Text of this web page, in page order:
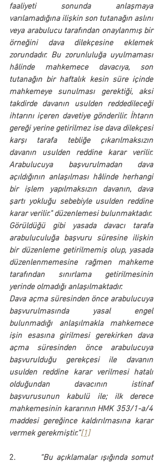
faaliyeti sonunda anlaşmaya
varılamadığına ilişkin son tutanağın aslını
veya arabulucu tarafından onaylanmış bir
örneğini dava dilekçesine eklemek
zorundadır. Bu zorunluluğa uyulmaması
hâlinde mahkemece davacıya, son
tutanağın bir haftalık kesin süre içinde
mahkemeye sunulması gerektiği, aksi
takdirde davanın usulden reddedileceği
ihtarını içeren davetiye gönderilir. İhtarın
gereği yerine getirilmez ise dava dilekçesi
karşı tarafa tebliğe çıkarılmaksızın
davanın usulden reddine karar verilir.
Arabulucuya başvurulmadan dava
açıldığının anlaşılması hâlinde herhangi
bir işlem yapılmaksızın davanın, dava
şartı yokluğu sebebiyle usulden reddine
karar verilir." düzenlemesi bulunmaktadır.
Görüldüğü gibi yasada davacı tarafa
arabuluculuğa başvuru süresine ilişkin
bir düzenleme getirilmemiş olup, yasada
düzenlenmemesine rağmen mahkeme
tarafından sınırlama getirilmesinin
yerinde olmadığı anlaşılmaktadır.
Dava açma süresinden önce arabulucuya
başvurulmasında yasal engel
bulunmadığı anlaşılmakla mahkemece
işin esasına girilmesi gerekirken dava
açma süresinden önce arabulucuya
başvurulduğu gerekçesi ile davanın
usulden reddine karar verilmesi hatalı
olduğundan davacının istinaf
başvurusunun kabulü ile; ilk derece
mahkemesinin kararının HMK 353/1-a/4
maddesi gereğince kaldırılmasına karar
vermek gerekmiştir.”[1]
2.
“Bu açıklamalar ışığında somut